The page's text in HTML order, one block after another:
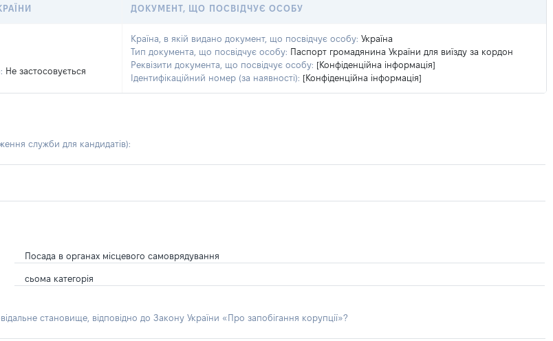
ДОКУМЕНТ, ЩО ПОСВІДЧУЄ ОСОБУ
Не застосовується
Країна, в якій видано документ, що посвідчує особу: Україна
Тип документа, що посвідчує особу: Паспорт громадянина України для виїзду за кордон
Реквізити документа, що посвідчує особу: [Конфіденційна інформація]
Ідентифікаційний номер (за наявності): [Конфіденційна інформація]
служби для кандидатів):
Посада в органах місцевого самоврядування
сьома категорія
становище, відповідно до Закону України «Про запобігання корупції»?